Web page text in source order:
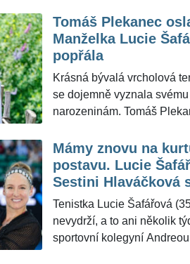
bývalý hokejový útočník
rodinu do Francie, kde si
času. Rodinný snímek u
sociální síti neméně
Lucie Šafářová. Bývalá
ŽivotvČesku.cz prozradila,
Tomáš Plekanec
Manželka Lucie
popřála
Krásná bývalá vrcholová
se dojemně vyznala
narozeninám. Tomáš
na jejich životní tempo,
skutečně závratné. Dvojice
budoucna nebrání dalšímu
"Necháváme to na
ŽivotvČesku.cz nedávno
oslavence. Redakce
pohlednou sportovkyni
Mámy znovu na
postavu. Lucie
Sestini Hlaváčková
oprášit rakety
Tenistka Lucie Šafářová
nevydrží, a to ani několik
sportovní kolegyní